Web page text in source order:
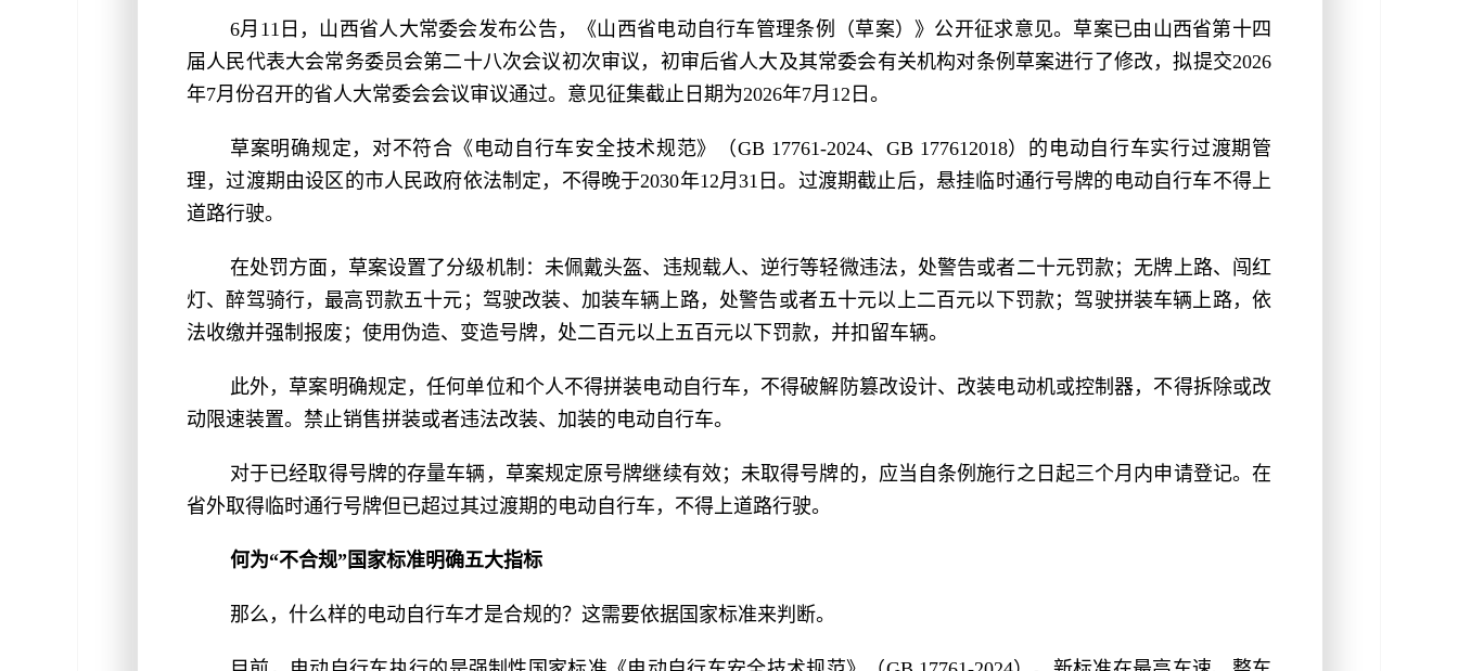
6月11日，山西省人大常委会发布公告，《山西省电动自行车管理条例（草案）》公开征求意见。草案已由山西省第十四
届人民代表大会常务委员会第二十八次会议初次审议，初审后省人大及其常委会有关机构对条例草案进行了修改，拟提交2026
年7月份召开的省人大常委会会议审议通过。意见征集截止日期为2026年7月12日。
草案明确规定，对不符合《电动自行车安全技术规范》（GB 17761-2024、GB 177612018）的电动自行车实行过渡期管
理，过渡期由设区的市人民政府依法制定，不得晚于2030年12月31日。过渡期截止后，悬挂临时通行号牌的电动自行车不得上
道路行驶。
在处罚方面，草案设置了分级机制：未佩戴头盔、违规载人、逆行等轻微违法，处警告或者二十元罚款；无牌上路、闯红
灯、醉驾骑行，最高罚款五十元；驾驶改装、加装车辆上路，处警告或者五十元以上二百元以下罚款；驾驶拼装车辆上路，依
法收缴并强制报废；使用伪造、变造号牌，处二百元以上五百元以下罚款，并扣留车辆。
此外，草案明确规定，任何单位和个人不得拼装电动自行车，不得破解防篡改设计、改装电动机或控制器，不得拆除或改
动限速装置。禁止销售拼装或者违法改装、加装的电动自行车。
对于已经取得号牌的存量车辆，草案规定原号牌继续有效；未取得号牌的，应当自条例施行之日起三个月内申请登记。在
省外取得临时通行号牌但已超过其过渡期的电动自行车，不得上道路行驶。
何为“不合规”国家标准明确五大指标
那么，什么样的电动自行车才是合规的？这需要依据国家标准来判断。